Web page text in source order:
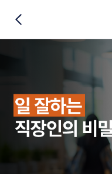
뒤로가기